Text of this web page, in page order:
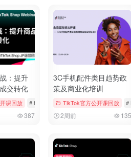
tiktok # 厨房用品
：提升
交转化
课回放 # tiktok # 厨房用品 # 官方公开课回放
387
3C手机配件类目趋势政
策及商业化培训
TikTok官方公开课回放 #
2周前 135